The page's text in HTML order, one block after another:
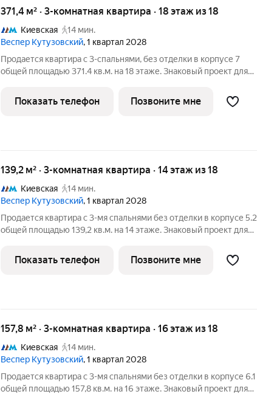
371,4 м² · 3-комнатная квартира · 18 этаж из 18
Киевская
14 мин.
Веспер Кутузовский, 1 квартал 2028
Продается квартира с 3-спальнями, без отделки в корпусе 7
общей площадью 371.4 кв.м. на 18 этаже. Знаковый проект для
площадью 3,7 га расположен на Кутузовском проспекте и
воплощает новую
Показать телефон Позвоните мне
139,2 м² · 3-комнатная квартира · 14 этаж из 18
Киевская
14 мин.
Веспер Кутузовский, 1 квартал 2028
Продается квартира с 3-мя спальнями без отделки в корпусе 5.2
общей площадью 139,2 кв.м. на 14 этаже. Знаковый проект для
площадью 3,7 га расположен на Кутузовском проспекте и
воплощает новую
Показать телефон Позвоните мне
157,8 м² · 3-комнатная квартира · 16 этаж из 18
Киевская
14 мин.
Веспер Кутузовский, 1 квартал 2028
Продается квартира с 3-мя спальнями без отделки в корпусе 6.1
общей площадью 157,8 кв.м. на 16 этаже. Знаковый проект для